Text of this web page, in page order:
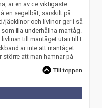
är en av de viktigaste
en segelbåt, särskilt på
jäcklinor och livlinor ger i så
illa underhållna mantåg.
till mantåget utan till t
är inte att mantåget
större att man hamnar på
Till toppen